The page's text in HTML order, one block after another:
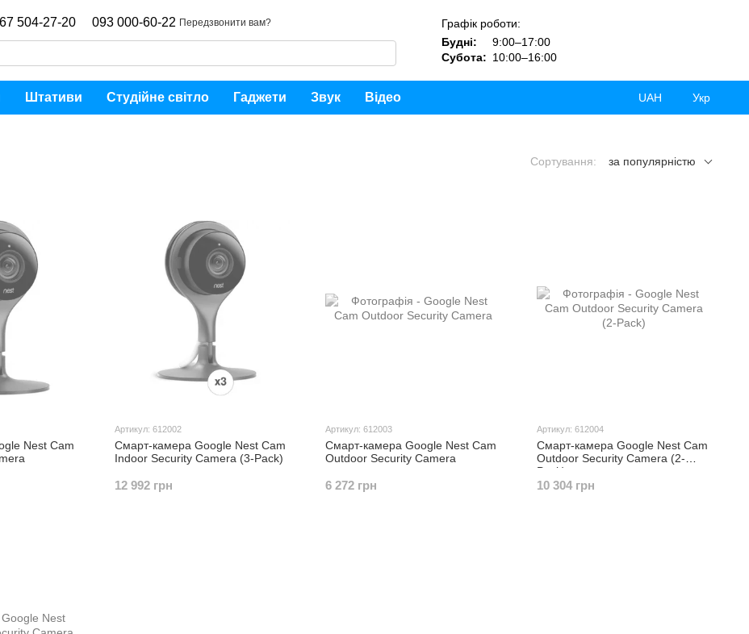
504-27-20 093 000-60-22 Передзвонити вам?
Графік роботи:
Будні:
9:00–17:00
Субота: 10:00–16:00
Штативи Студійне світло Гаджети Звук Відео UAH Укр
Сортування: за популярністю
Nest Cam
Артикул: 612002
Смарт-камера Google Nest Cam
Indoor Security Camera (3-Pack)
12 992 грн
Артикул: 612003
Смарт-камера Google Nest Cam
Outdoor Security Camera
6 272 грн
Артикул: 612004
Смарт-камера Google Nest Cam
Outdoor Security Camera (2-
Pack)
10 304 грн